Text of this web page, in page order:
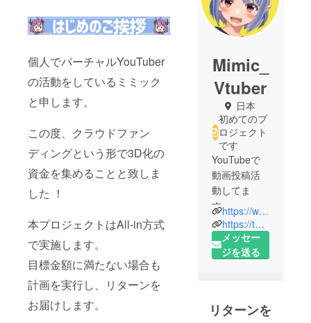
個人でバーチャルYouTuber
の活動をしているミミック
と申します。
この度、クラウドファン
ディングという形で3D化の
資金を集めることと致しま
した ！
本プロジェクトはAll-in方式
で実施します。
目標金額に満たない場合も
計画を実行し、リターンを
お届けします。
Mimic_
Vtuber
日本
初めてのプ
ロジェクト
です
YouTubeで
動画投稿活
動してま
す。
https://www.youtube.com/channel/UCjbtwMOGYuSp_o11omDXUQQ?view_as=subscriber
https://twitter.com/Mimic_Tetra
メッセー
ジを送る
リターンを